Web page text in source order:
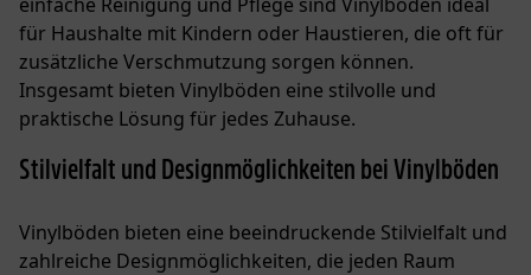
für Haushalte mit Kindern oder Haustieren, die oft für
zusätzliche Verschmutzung sorgen können.
Insgesamt bieten Vinylböden eine stilvolle und
praktische Lösung für jedes Zuhause.
Stilvielfalt und Designmöglichkeiten bei Vinylböden
Vinylböden bieten eine beeindruckende Stilvielfalt und
zahlreiche Designmöglichkeiten, die jeden Raum